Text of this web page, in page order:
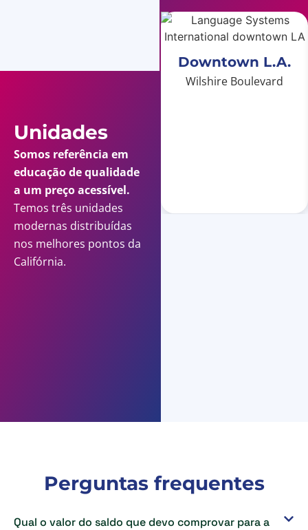
Unidades
Somos referência em
educação de qualidade
a um preço acessível.
Temos três unidades
modernas distribuídas
nos melhores pontos da
Califórnia.
Downtown L.A.
Wilshire Boulevard
Perguntas frequentes
Qual o valor do saldo que devo comprovar para a